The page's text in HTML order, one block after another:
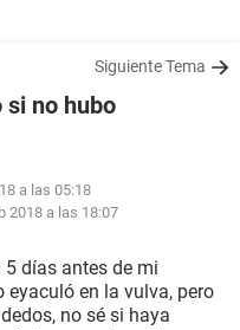
Siguiente Tema
si no hubo
a las 05:18
2018 a las 18:07
días antes de mi
eyaculó en la vulva, pero
no sé si haya